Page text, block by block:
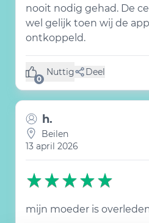
nooit nodig gehad. De
wel gelijk toen wij de
ontkoppeld.
0
Nuttig
(0 like) Deel
h.
Beilen
13 april 2026
mijn moeder is